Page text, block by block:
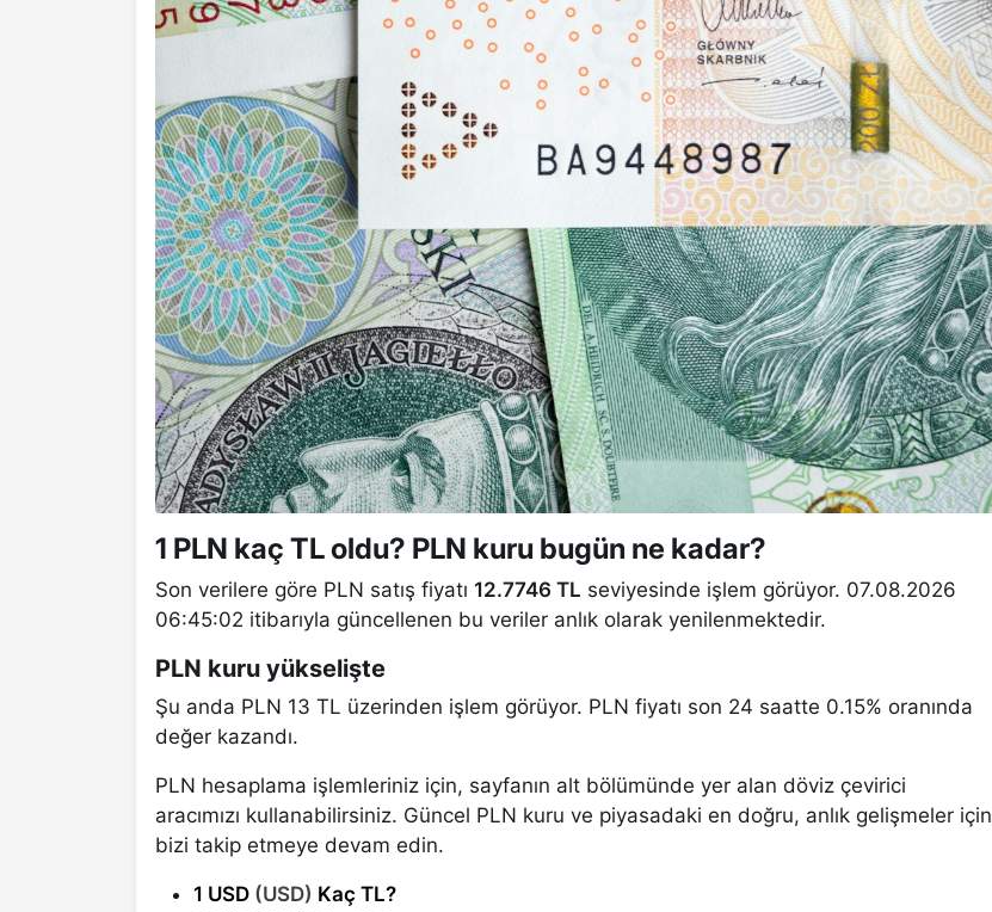
1 PLN kaç TL oldu? PLN kuru bugün ne kadar?
Son verilere göre PLN satış fiyatı 12.7746 TL seviyesinde işlem görüyor. 07.08.2026
06:45:02 itibarıyla güncellenen bu veriler anlık olarak yenilenmektedir.
PLN kuru yükselişte
Şu anda PLN 13 TL üzerinden işlem görüyor. PLN fiyatı son 24 saatte 0.15% oranında
değer kazandı.
PLN hesaplama işlemleriniz için, sayfanın alt bölümünde yer alan döviz çevirici
aracımızı kullanabilirsiniz. Güncel PLN kuru ve piyasadaki en doğru, anlık gelişmeler için
bizi takip etmeye devam edin.
1 USD (USD) Kaç TL?